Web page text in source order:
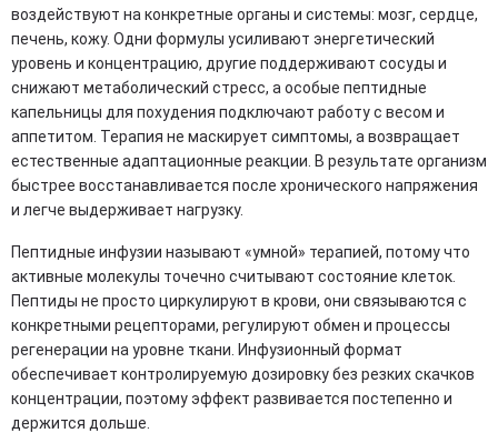
воздействуют на конкретные органы и системы: мозг, сердце,
печень, кожу. Одни формулы усиливают энергетический
уровень и концентрацию, другие поддерживают сосуды и
снижают метаболический стресс, а особые пептидные
капельницы для похудения подключают работу с весом и
аппетитом. Терапия не маскирует симптомы, а возвращает
естественные адаптационные реакции. В результате организм
быстрее восстанавливается после хронического напряжения
и легче выдерживает нагрузку.
Пептидные инфузии называют «умной» терапией, потому что
активные молекулы точечно считывают состояние клеток.
Пептиды не просто циркулируют в крови, они связываются с
конкретными рецепторами, регулируют обмен и процессы
регенерации на уровне ткани. Инфузионный формат
обеспечивает контролируемую дозировку без резких скачков
концентрации, поэтому эффект развивается постепенно и
держится дольше.